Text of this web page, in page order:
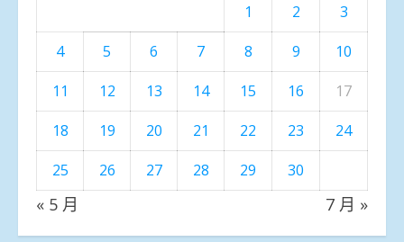
1 2
3
4
5 6 7 8 9
10
11
12 13 14 15 16
17
18
19 20 21 22 23
24
25
26 27 28 29 30
« 5 月 7 月 »